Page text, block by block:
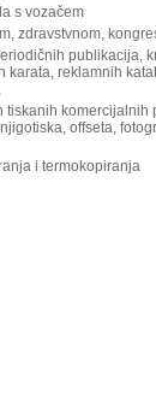
s vozačem
zdravstvnom,
publikacija,
karata, reklamnih
tiskanih
offseta,
i termokopiranja